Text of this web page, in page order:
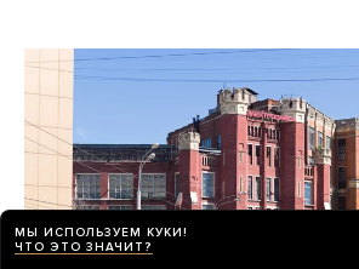
МЫ ИСПОЛЬЗУЕМ КУКИ!
ЧТО ЭТО ЗНАЧИТ?